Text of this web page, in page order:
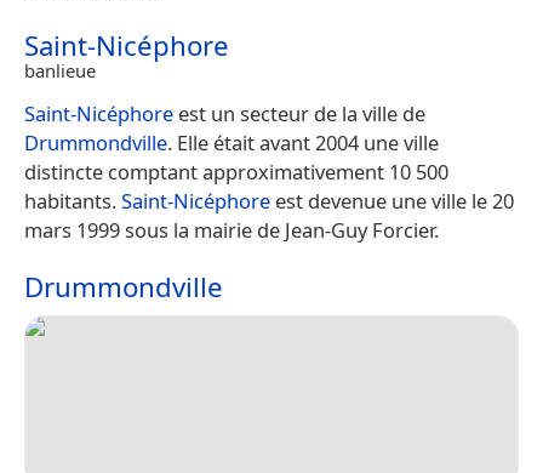
Saint-Nicéphore
banlieue
Saint-Nicéphore est un secteur de la ville de
Drummondville. Elle était avant 2004 une ville
distincte comptant approximativement 10 500
habitants.Saint-Nicéphore est devenue une ville le 20
mars 1999 sous la mairie de Jean-Guy Forcier.
Drummondville